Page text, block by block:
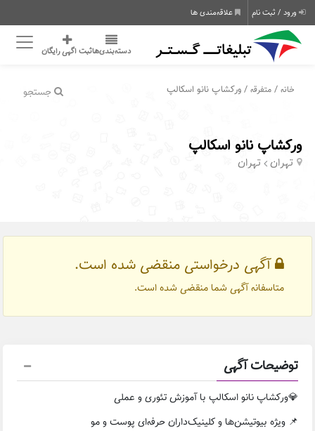
ورود / ثبت نام علاقه‌مندی ها
دسته‌بندی‌هاثبت اگهی رایگان
جستجو خانه /متفرقه / ورکشاپ نانو اسکالپ
ورکشاپ نانو اسکالپ
تهران تهران
آگهی درخواستی منقضی شده است.
متاسفانه آگهی شما منقضی شده است.
توضیحات آگهی
💎ورکشاپ نانو اسکالپ با آموزش تئوری و عملی
📌 ویژه بیوتیشن‌ها و کلینیک‌داران حرفه‌ای پوست و مو